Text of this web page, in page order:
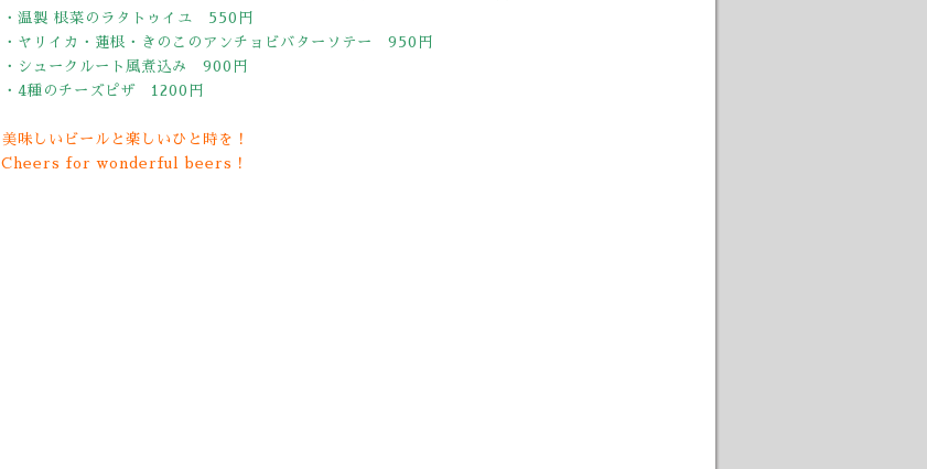
・温製 根菜のラタトゥイユ 550円
・ヤリイカ・蓮根・きのこのアンチョビバターソテー 950円
・シュークルート風煮込み 900円
・4種のチーズピザ 1200円
美味しいビールと楽しいひと時を！
Cheers for wonderful beers！